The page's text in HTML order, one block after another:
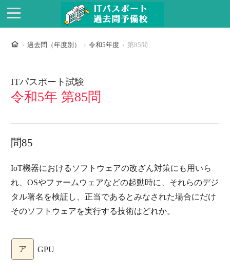
ホーム
過去問（年度別） 令和5年度 第85問
ITパスポート試験
令和5年 第85問
問85
IoT機器におけるソフトウェアの改ざん対策にも用いら
れ、OSやファームウェアなどの起動時に、それらのデジ
タル署名を検証し、正当であるとみなされた場合にだけ
そのソフトウェアを実行する技術はどれか。
ア GPU